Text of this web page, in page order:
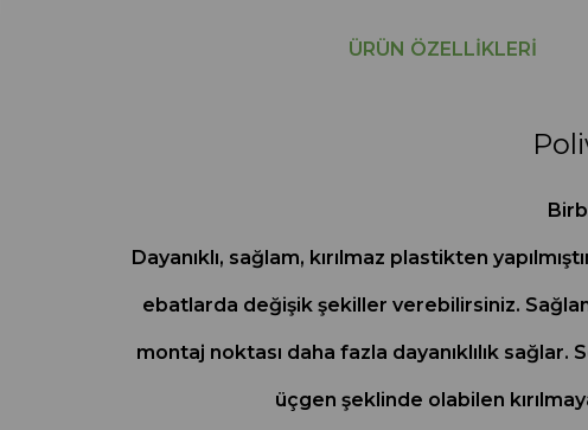
ÜRÜN ÖZELLIKLERI
Dayanıklı, sağlam, kırılmaz plastikten
ebatlarda değişik şekiller verebilirsiniz.
montaj noktası daha fazla dayanıklılık
üçgen şeklinde olabilen